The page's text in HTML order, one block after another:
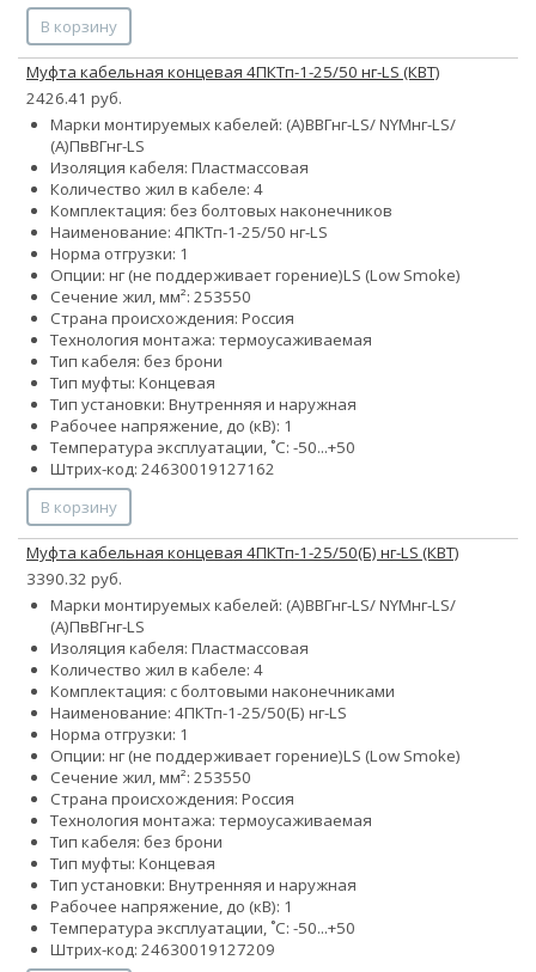
В корзину
Муфта кабельная концевая 4ПКТп-1-25/50 нг-LS (КВТ)
2426.41 руб.
Марки монтируемых кабелей: (А)ВВГнг-LS/ NYMнг-LS/
(А)ПвВГнг-LS
Изоляция кабеля: Пластмассовая
Количество жил в кабеле: 4
Комплектация: без болтовых наконечников
Наименование: 4ПКТп-1-25/50 нг-LS
Норма отгрузки: 1
Опции: нг (не поддерживает горение)LS (Low Smoke)
Сечение жил, мм²: 253550
Страна происхождения: Россия
Технология монтажа: термоусаживаемая
Тип кабеля: без брони
Тип муфты: Концевая
Тип установки: Внутренняя и наружная
Рабочее напряжение, до (кВ): 1
Температура эксплуатации, ˚С: -50...+50
Штрих-код: 24630019127162
В корзину
Муфта кабельная концевая 4ПКТп-1-25/50(Б) нг-LS (КВТ)
3390.32 руб.
Марки монтируемых кабелей: (А)ВВГнг-LS/ NYMнг-LS/
(А)ПвВГнг-LS
Изоляция кабеля: Пластмассовая
Количество жил в кабеле: 4
Комплектация: с болтовыми наконечниками
Наименование: 4ПКТп-1-25/50(Б) нг-LS
Норма отгрузки: 1
Опции: нг (не поддерживает горение)LS (Low Smoke)
Сечение жил, мм²: 253550
Страна происхождения: Россия
Технология монтажа: термоусаживаемая
Тип кабеля: без брони
Тип муфты: Концевая
Тип установки: Внутренняя и наружная
Рабочее напряжение, до (кВ): 1
Температура эксплуатации, ˚С: -50...+50
Штрих-код: 24630019127209